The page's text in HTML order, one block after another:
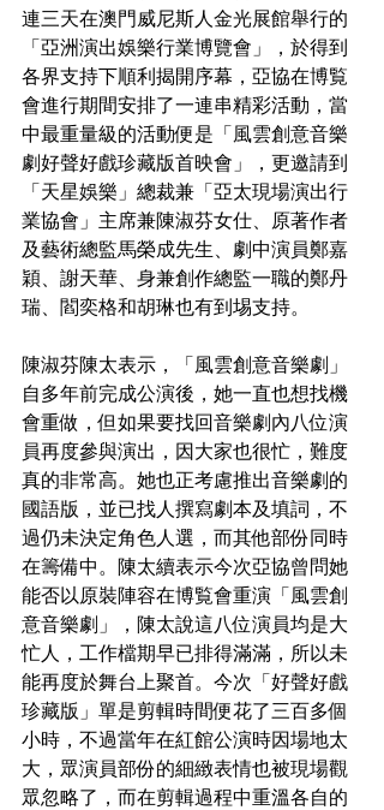
連三天在澳門威尼斯人金光展館舉行的
「亞洲演出娛樂行業博覽會」，於得到
各界支持下順利揭開序幕，亞協在博覧
會進行期間安排了一連串精彩活動，當
中最重量級的活動便是「風雲創意音樂
劇好聲好戲珍藏版首映會」，更邀請到
「天星娛樂」總裁兼「亞太現場演出行
業協會」主席兼陳淑芬女仕、原著作者
及藝術總監馬榮成先生、劇中演員鄭嘉
穎、謝天華、身兼創作總監一職的鄭丹
瑞、閻奕格和胡琳也有到埸支持。
陳淑芬陳太表示，「風雲創意音樂劇」
自多年前完成公演後，她一直也想找機
會重做，但如果要找回音樂劇內八位演
員再度參與演出，因大家也很忙，難度
真的非常高。她也正考慮推出音樂劇的
國語版，並已找人撰寫劇本及填詞，不
過仍未決定角色人選，而其他部份同時
在籌備中。陳太續表示今次亞協曾問她
能否以原裝陣容在博覧會重演「風雲創
意音樂劇」，陳太說這八位演員均是大
忙人，工作檔期早已排得滿滿，所以未
能再度於舞台上聚首。今次「好聲好戲
珍藏版」單是剪輯時間便花了三百多個
小時，不過當年在紅館公演時因場地太
大，眾演員部份的細緻表情也被現場觀
眾忽略了，而在剪輯過程中重溫各自的